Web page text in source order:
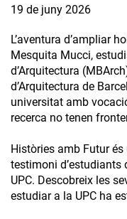
19 de juny 2026
L’aventura d’ampliar
Mesquita Mucci,
d’Arquitectura
d’Arquitectura de
universitat amb
recerca no tenen
Històries amb Futur
testimoni d’estudiants
UPC. Descobreix les
estudiar a la UPC ha